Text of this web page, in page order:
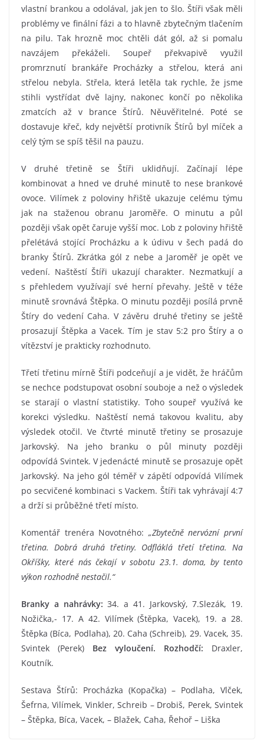
vlastní brankou a odolával, jak jen to šlo. Štíři však měli
problémy ve finální fázi a to hlavně zbytečným tlačením
na pilu. Tak hrozně moc chtěli dát gól, až si pomalu
navzájem překáželi. Soupeř překvapivě využil
promrznutí brankáře Procházky a střelou, která ani
střelou nebyla. Střela, která letěla tak rychle, že jsme
stihli vystřídat dvě lajny, nakonec končí po několika
zmatcích až v brance Štírů. Něuvěřitelné. Poté se
dostavuje křeč, kdy největší protivník Štírů byl míček a
celý tým se spíš těšil na pauzu.
V druhé třetině se Štíři uklidňují. Začínají lépe
kombinovat a hned ve druhé minutě to nese brankové
ovoce. Vilímek z poloviny hřiště ukazuje celému týmu
jak na staženou obranu Jaroměře. O minutu a půl
později však opět čaruje vyšší moc. Lob z poloviny hřiště
přelétává stojící Procházku a k údivu v šech padá do
branky Štírů. Zkrátka gól z nebe a Jaroměř je opět ve
vedení. Naštěstí Štíři ukazují charakter. Nezmatkují a
s přehledem využívají své herní převahy. Ještě v téže
minutě srovnává Štěpka. O minutu později posílá prvně
Štíry do vedení Caha. V závěru druhé třetiny se ještě
prosazují Štěpka a Vacek. Tím je stav 5:2 pro Štíry a o
vítězství je prakticky rozhodnuto.
Třetí třetinu mírně Štíři podceňují a je vidět, že hráčům
se nechce podstupovat osobní souboje a než o výsledek
se starají o vlastní statistiky. Toho soupeř využívá ke
korekci výsledku. Naštěstí nemá takovou kvalitu, aby
výsledek otočil. Ve čtvrté minutě třetiny se prosazuje
Jarkovský. Na jeho branku o půl minuty později
odpovídá Svintek. V jedenácté minutě se prosazuje opět
Jarkovský. Na jeho gól téměř v zápětí odpovídá Vilímek
po secvičené kombinaci s Vackem. Štíři tak vyhrávají 4:7
a drží si průběžné třetí místo.
Komentář trenéra Novotného: „Zbytečně nervózní první
třetina. Dobrá druhá třetiny. Odfláklá třetí třetina. Na
Okříšky, které nás čekají v sobotu 23.1. doma, by tento
výkon rozhodně nestačil.“
Branky a nahrávky:34. a 41. Jarkovský, 7.Slezák, 19.
Nožička,- 17. A 42. Vilímek (Štěpka, Vacek), 19. a 28.
Štěpka (Bíca, Podlaha), 20. Caha (Schreib), 29. Vacek, 35.
Svintek (Perek) Bez vyloučení. Rozhodčí: Draxler,
Koutník.
Sestava Štírů: Procházka (Kopačka) – Podlaha, Vlček,
Šefrna, Vilímek, Vinkler, Schreib – Drobiš, Perek, Svintek
– Štěpka, Bíca, Vacek, – Blažek, Caha, Řehoř – Liška